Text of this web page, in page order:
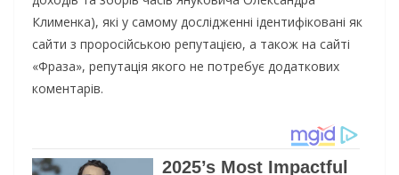
Клименка), які у самому дослідженні ідентифіковані як
сайти з проросійською репутацією, а також на сайті
«Фраза», репутація якого не потребує додаткових
коментарів.